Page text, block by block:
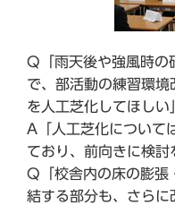
Q「雨天後や強風時の
で、部活動の練習環
を人工芝化してほしい
A「人工芝化について
ており、前向きに検討
Q「校舎内の床の膨張
結する部分も、さら